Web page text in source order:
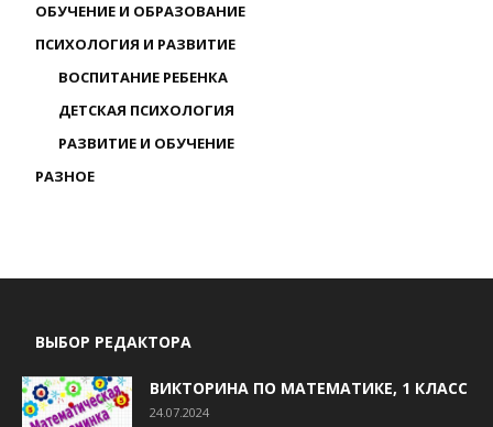
ОБУЧЕНИЕ И ОБРАЗОВАНИЕ
ПСИХОЛОГИЯ И РАЗВИТИЕ
ВОСПИТАНИЕ РЕБЕНКА
ДЕТСКАЯ ПСИХОЛОГИЯ
РАЗВИТИЕ И ОБУЧЕНИЕ
РАЗНОЕ
ВЫБОР РЕДАКТОРА
ВИКТОРИНА ПО МАТЕМАТИКЕ, 1 КЛАСС
24.07.2024